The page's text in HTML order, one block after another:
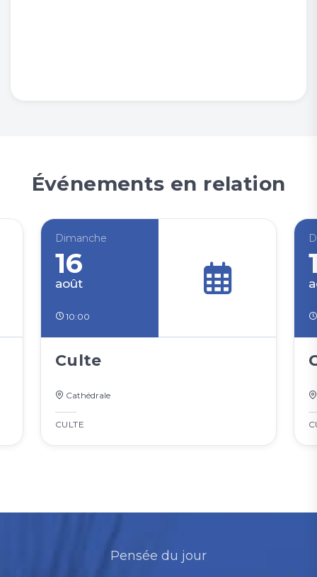
Événements en relation
Dimanche
16
août
10:00
Culte
Cathédrale
CULTE
Pensée du jour